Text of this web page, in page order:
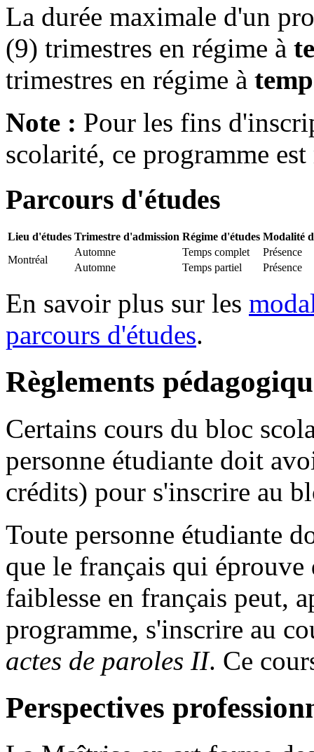
La durée maximale d'un
(9) trimestres en régime à
trimestres en régime à
Note : Pour les fins
scolarité, ce programme
Parcours d'études
Lieu d'études Trimestre d'admission Régime d'études Modalité
Montréal
Automne Temps complet
Présence
Automne
Temps partiel Présence
En savoir plus sur les
parcours d'études.
Règlements
Certains cours du bloc
personne étudiante doit
crédits) pour s'inscrire au
Toute personne étudiante
que le français qui
faiblesse en français peut,
programme, s'inscrire au
actes de paroles II. Ce
Perspectives